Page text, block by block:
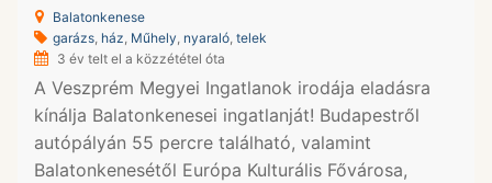
Balatonkenese
garázs, ház, Műhely, nyaraló, telek
3 év telt el a közzététel óta
A Veszprém Megyei Ingatlanok irodája eladásra
kínálja Balatonkenesei ingatlanját! Budapestről
autópályán 55 percre található, valamint
Balatonkenesétől Európa Kulturális Fővárosa,